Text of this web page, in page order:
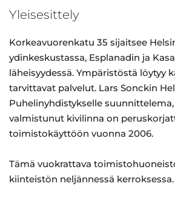
Yleisesittely
Korkeavuorenkatu 35 sijaitsee
ydinkeskustassa, Esplanadin ja
läheisyydessä. Ympäristöstä löytyy
tarvittavat palvelut. Lars Sonckin
Puhelinyhdistykselle suunnittelema,
valmistunut kivilinna on
toimistokäyttöön vuonna 2006.
Tämä vuokrattava
kiinteistön neljännessä kerroksessa.